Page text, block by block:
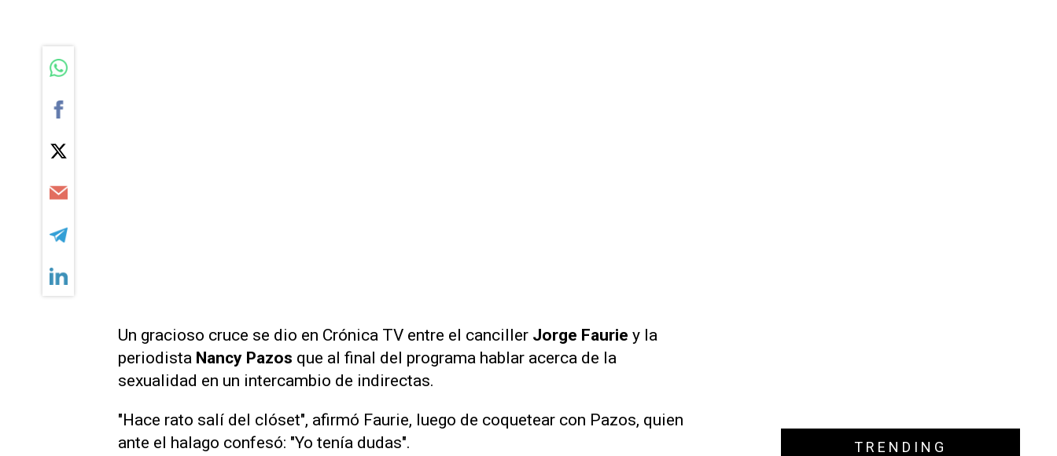
Un gracioso cruce se dio en Crónica TV entre el canciller Jorge Faurie y la
periodista Nancy Pazos que al final del programa hablar acerca de la
sexualidad en un intercambio de indirectas.
"Hace rato salí del clóset", afirmó Faurie, luego de coquetear con Pazos, quien
ante el halago confesó: "Yo tenía dudas".
TRENDING